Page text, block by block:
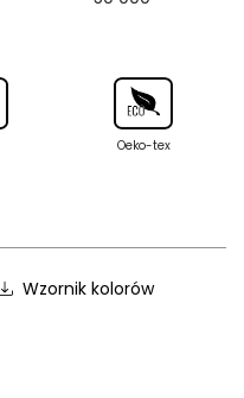
Oeko-tex
Wzornik kolorów